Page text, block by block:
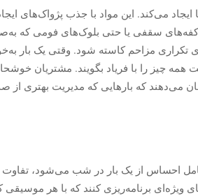
می‌کند. این مواد با جذب پژواک‌های
سقفی یا حتی بلوک‌های فومی که
تکراری مزاحم کاسته شود. وقتی یک بار
چیز را با فریاد بگویند. مشتریان
می‌دهند که بارهایی که مدیریت بهتری از
احساس از یک بار در شب می‌شود، تفاوت
ویژه‌ای برنامه‌ریزی کنند که با هر